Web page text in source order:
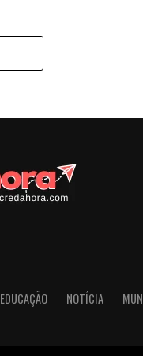
EDUCAÇÃO NOTÍCIA